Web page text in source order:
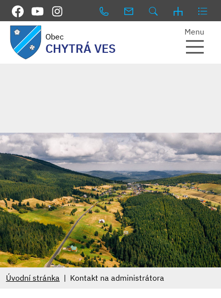
Obec
CHYTRÁ VES
Menu
Úvodní stránka Kontakt na administrátora